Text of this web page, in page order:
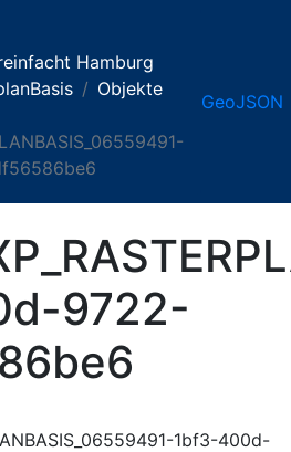
Hamburg
Objekte
GeoJSON
9722-
1bf3-400d-